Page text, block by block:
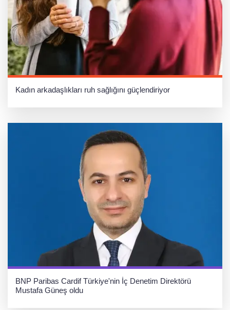
Kadın arkadaşlıkları ruh sağlığını güçlendiriyor
BNP Paribas Cardif Türkiye'nin İç Denetim Direktörü
Mustafa Güneş oldu